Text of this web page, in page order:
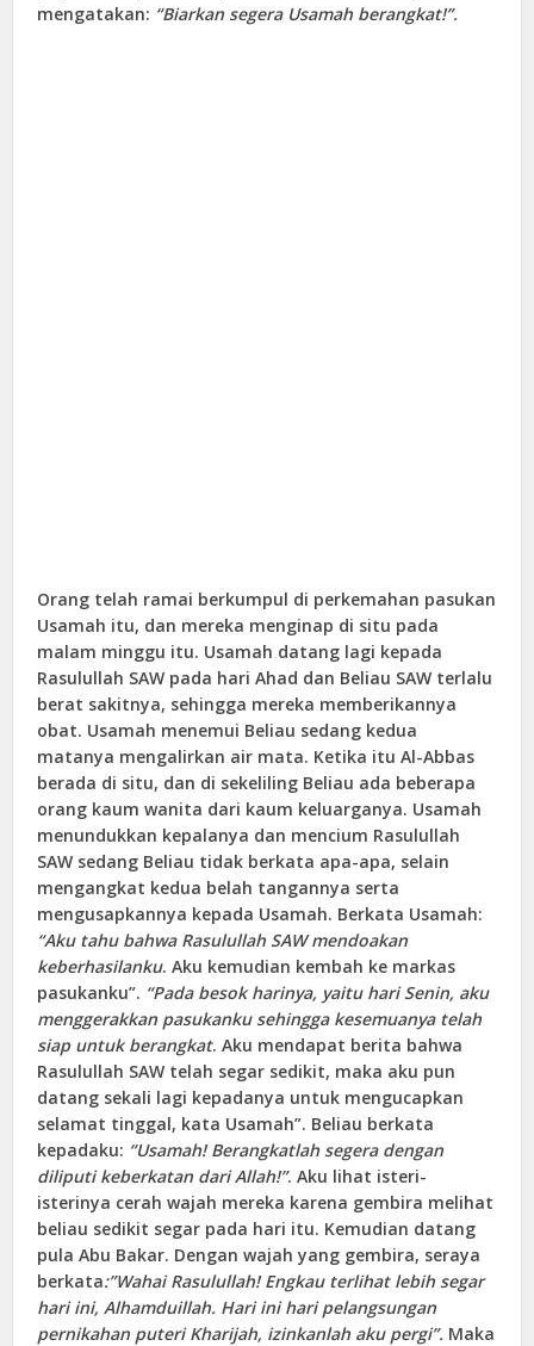
mengatakan: “Biarkan segera Usamah berangkat!”.
Orang telah ramai berkumpul di perkemahan pasukan
Usamah itu, dan mereka menginap di situ pada
malam minggu itu. Usamah datang lagi kepada
Rasulullah SAW pada hari Ahad dan Beliau SAW terlalu
berat sakitnya, sehingga mereka memberikannya
obat. Usamah menemui Beliau sedang kedua
matanya mengalirkan air mata. Ketika itu Al-Abbas
berada di situ, dan di sekeliling Beliau ada beberapa
orang kaum wanita dari kaum keluarganya. Usamah
menundukkan kepalanya dan mencium Rasulullah
SAW sedang Beliau tidak berkata apa-apa, selain
mengangkat kedua belah tangannya serta
mengusapkannya kepada Usamah. Berkata Usamah:
“Aku tahu bahwa Rasulullah SAW mendoakan
keberhasilanku. Aku kemudian kembah ke markas
pasukanku”. “Pada besok harinya, yaitu hari Senin, aku
menggerakkan pasukanku sehingga kesemuanya telah
siap untuk berangkat. Aku mendapat berita bahwa
Rasulullah SAW telah segar sedikit, maka aku pun
datang sekali lagi kepadanya untuk mengucapkan
selamat tinggal, kata Usamah”. Beliau berkata
kepadaku: “Usamah! Berangkatlah segera dengan
diliputi keberkatan dari Allah!”. Aku lihat isteri-
isterinya cerah wajah mereka karena gembira melihat
beliau sedikit segar pada hari itu. Kemudian datang
pula Abu Bakar. Dengan wajah yang gembira, seraya
berkata:”Wahai Rasulullah! Engkau terlihat lebih segar
hari ini, Alhamduillah. Hari ini hari pelangsungan
pernikahan puteri Kharijah, izinkanlah aku pergi”. Maka